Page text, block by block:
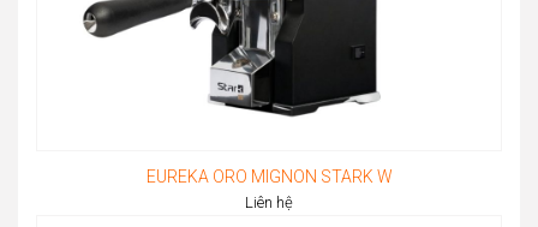
EUREKA ORO MIGNON STARK W
Liên hệ